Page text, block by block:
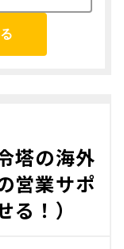
塔の海外
営業サポ
！）